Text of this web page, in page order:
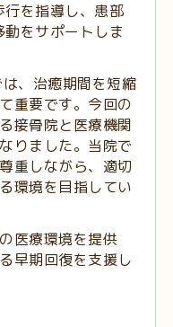
を指導し、患部
をサポートしま
は、治癒期間を短縮
重要です。今回の
接骨院と医療機関
りました。当院で
重しながら、適切
環境を目指してい
医療環境を提供
早期回復を支援し